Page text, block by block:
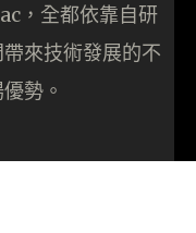
，全都依靠自研
來技術發展的不
勢。